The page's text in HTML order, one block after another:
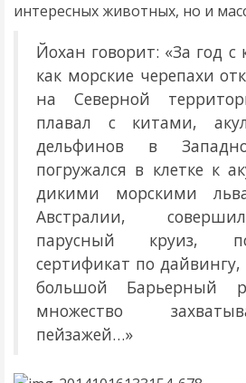
интересных животных, но и
Йохан говорит: «За год с
как морские черепахи
на Северной
плавал с китами,
дельфинов в
погружался в клетке к
дикими морскими
Австралии,
парусный круиз,
сертификат по дайвингу,
большой Барьерный
множество
пейзажей…»